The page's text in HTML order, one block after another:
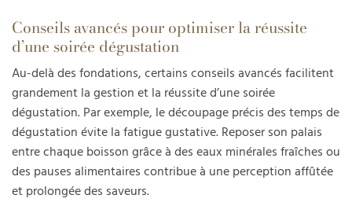
Conseils avancés pour optimiser la réussite
d’une soirée dégustation
Au-delà des fondations, certains conseils avancés facilitent
grandement la gestion et la réussite d’une soirée
dégustation. Par exemple, le découpage précis des temps de
dégustation évite la fatigue gustative. Reposer son palais
entre chaque boisson grâce à des eaux minérales fraîches ou
des pauses alimentaires contribue à une perception affûtée
et prolongée des saveurs.